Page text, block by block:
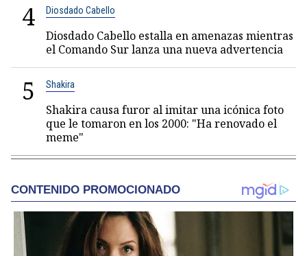
4 Diosdado Cabello
Diosdado Cabello estalla en amenazas mientras
el Comando Sur lanza una nueva advertencia
5 Shakira
Shakira causa furor al imitar una icónica foto
que le tomaron en los 2000: "Ha renovado el
meme"